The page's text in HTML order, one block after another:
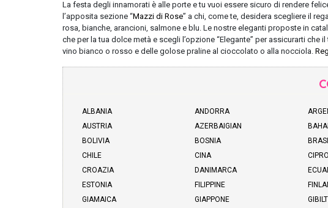
La festa degli innamorati è alle porte e tu vuoi essere sicuro di rendere
l’apposita sezione “Mazzi di Rose” a chi, come te, desidera scegliere il
rosa, bianche, arancioni, salmone e blu. Le nostre eleganti proposte in
che per la tua dolce metà e scegli l’opzione “Elegante” per assicurarti
vino bianco o rosso e delle golose praline al cioccolato o alla nocciola.
ALBANIA ANDORRA
AUSTRIA
AZERBAIGIAN
BOLIVIA
BOSNIA
CHILE
CINA CIPRO
CROAZIA
DANIMARCA
ESTONIA
FILIPPINE
GIAMAICA
GIAPPONE